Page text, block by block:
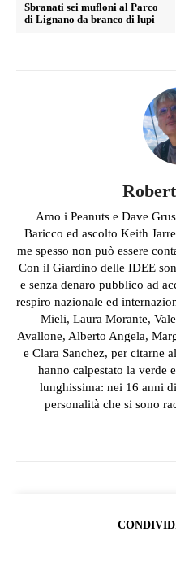
Sbranati sei mufloni al Parco
di Lignano da branco di lupi
Amo i Peanuts e Dave
Baricco ed ascolto Keith
me spesso non può essere
Con il Giardino delle IDEE
e senza denaro pubblico ad
respiro nazionale ed
Mieli, Laura Morante,
Avallone, Alberto Angela,
e Clara Sanchez, per citarne
hanno calpestato la verde
lunghissima: nei 16 anni
personalità che si sono